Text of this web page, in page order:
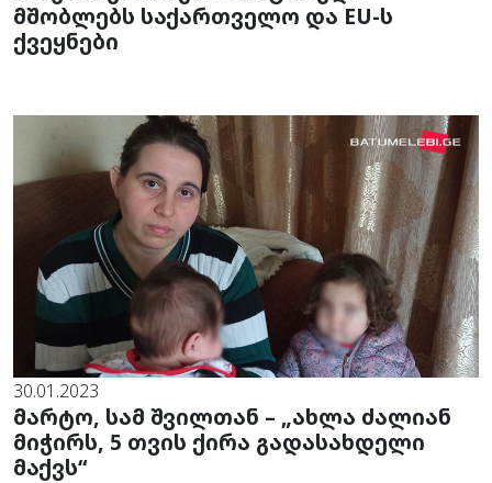
მშობლებს საქართველო და EU-ს
ქვეყნები
30.01.2023
მარტო, სამ შვილთან – „ახლა ძალიან
მიჭირს, 5 თვის ქირა გადასახდელი
მაქვს“